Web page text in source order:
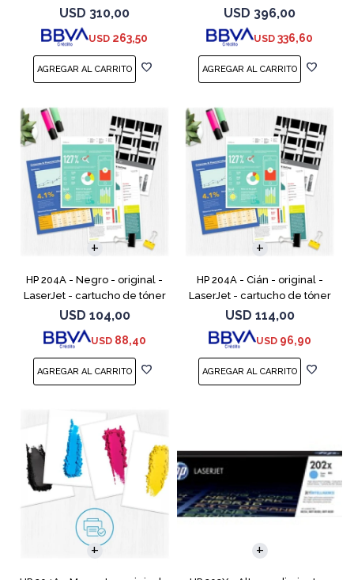
cartucho de tóner (CF410X) -
para Color LaserJet Pro M452,
MFP M377,
USD 310,00
USD 263,50
(CF237A) - para LaserJet
Managed MFP E62555;
LaserJet Managed Flow MFP
USD 396,00
USD 336,60
HP 204A - Negro - original -
LaserJet - cartucho de tóner
(CF510A) - para Color
LaserJet Pro M154a, M154nw,
MFP M180n, MFP M180n
USD 104,00
USD 88,40
HP 204A - Cián - original -
LaserJet - cartucho de tóner
(CF511A) - para Color LaserJet
Pro M154a, M154nw, MFP
M180n, MFP M180nw
USD 114,00
USD 96,90